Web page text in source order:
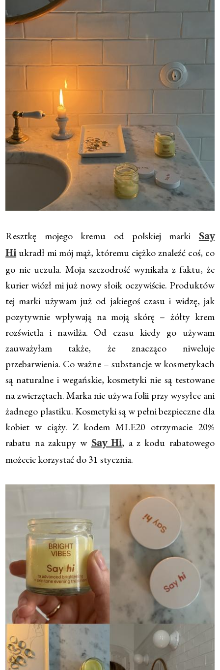
Resztkę mojego kremu od polskiej marki
Say
Hi ukradł mi mój mąż, któremu ciężko znaleźć coś, co
go nie uczula. Moja szczodrość wynikała z faktu, że
kurier wiózł mi już nowy słoik oczywiście. Produktów
tej marki używam już od jakiegoś czasu i widzę, jak
pozytywnie wpływają na moją skórę – żółty krem
rozświetla i nawilża. Od czasu kiedy go używam
zauważyłam także, że znacząco niweluje
przebarwienia. Co ważne – substancje w kosmetykach
są naturalne i wegańskie, kosmetyki nie są testowane
na zwierzętach. Marka nie używa folii przy wysyłce ani
żadnego plastiku. Kosmetyki są w pełni bezpieczne dla
kobiet w ciąży. Z kodem MLE20 otrzymacie 20%
rabatu na zakupy w Say Hi, a z kodu rabatowego
możecie korzystać do 31 stycznia.